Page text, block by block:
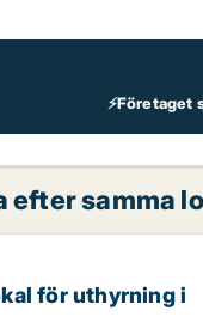
efter samma
uthyrning i
för uthyrning i